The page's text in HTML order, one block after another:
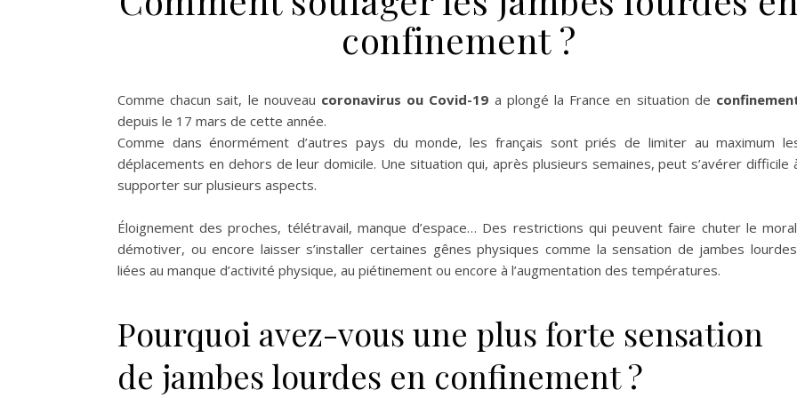
confinement ?
Comme chacun sait, le nouveau coronavirus ou Covid-19 a plongé la France en situation de
depuis le 17 mars de cette année.
Comme dans énormément d’autres pays du monde, les français sont priés de limiter au maximum
déplacements en dehors de leur domicile. Une situation qui, après plusieurs semaines, peut s’avérer difficile
supporter sur plusieurs aspects.
Éloignement des proches, télétravail, manque d’espace… Des restrictions qui peuvent faire chuter le
démotiver, ou encore laisser s’installer certaines gênes physiques comme la sensation de jambes
liées au manque d’activité physique, au piétinement ou encore à l’augmentation des températures.
Pourquoi avez-vous une plus forte sensation
de jambes lourdes en confinement ?